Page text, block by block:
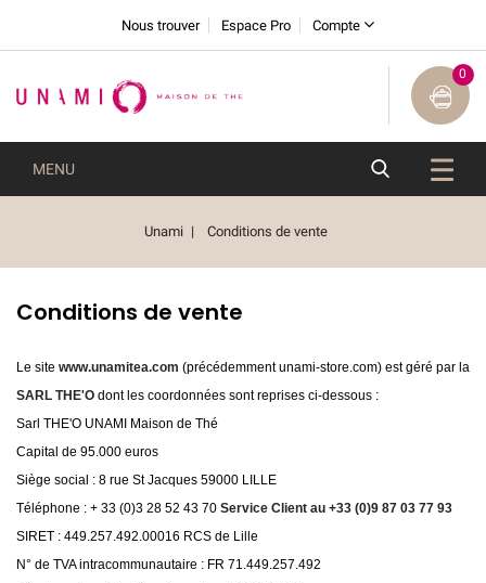
Nous trouver Espace Pro Compte
0
MENU
Unami Conditions de vente
Conditions de vente
Le site www.unamitea.com (précédemment unami-store.com) est géré par la
SARL THE'O dont les coordonnées sont reprises ci-dessous :
Sarl THE'O UNAMI Maison de Thé
Capital de 95.000 euros
Siège social : 8 rue St Jacques 59000 LILLE
Téléphone : + 33 (0)3 28 52 43 70 Service Client au +33 (0)9 87 03 77 93
SIRET : 449.257.492.00016 RCS de Lille
N° de TVA intracommunautaire : FR 71.449.257.492